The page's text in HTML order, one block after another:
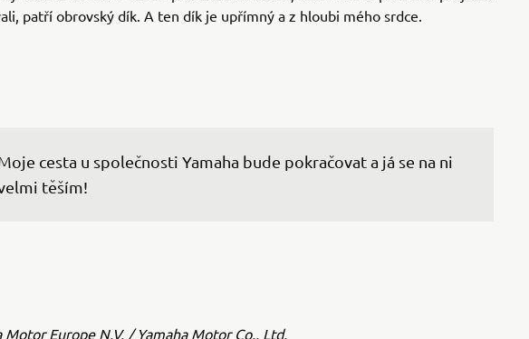
patří obrovský dík. A ten dík je upřímný a z hloubi mého srdce.
cesta u společnosti Yamaha bude pokračovat a já se na ni
těším!
Motor Europe N.V. / Yamaha Motor Co., Ltd.